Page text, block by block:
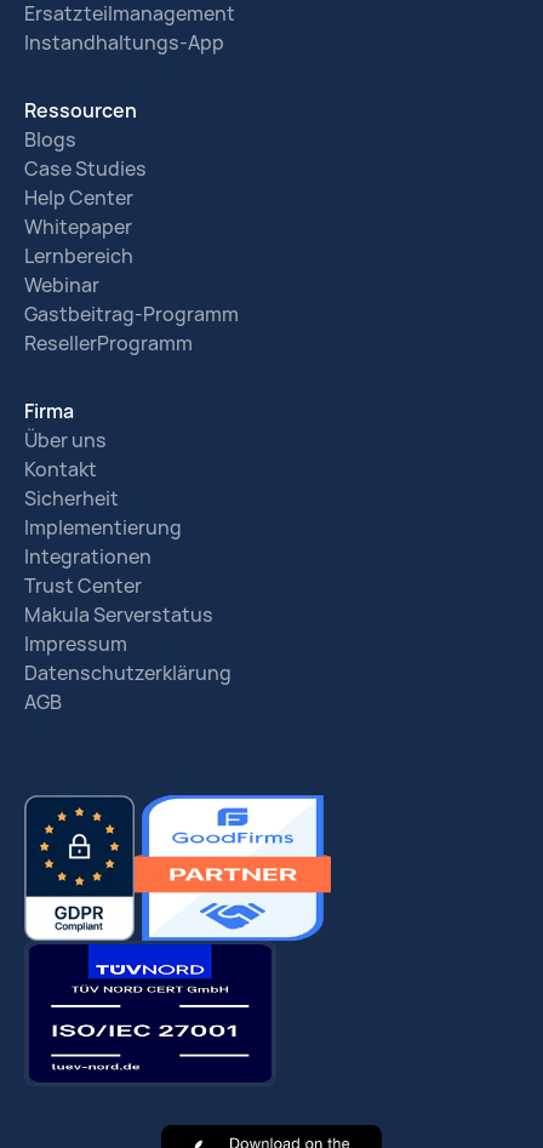
Ersatzteilmanagement
Instandhaltungs-App
Ressourcen
Blogs
Case Studies
Help Center
Whitepaper
Lernbereich
Webinar
Gastbeitrag-Programm
ResellerProgramm
Firma
Über uns
Kontakt
Sicherheit
Implementierung
Integrationen
Trust Center
Makula Serverstatus
Impressum
Datenschutzerklärung
AGB